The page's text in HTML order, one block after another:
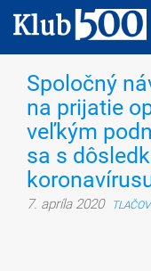
Spoločný
na prijatie
veľkým
sa s
7. apríla 2020